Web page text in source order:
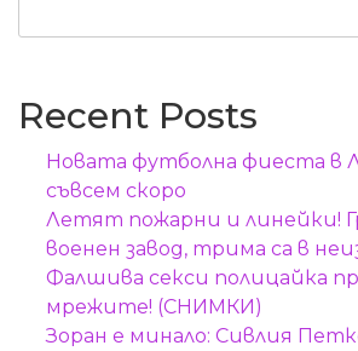
Recent Posts
Новата футболна фиеста в
съвсем скоро
Летят пожарни и линейки!
военен завод, трима са в
Фалшива секси полицайка
мрежите! (СНИМКИ)
Зоран е минало: Сивлия